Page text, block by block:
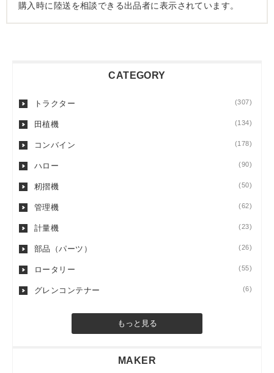
購入時に陸送を相談できる出品者に表示されています。
CATEGORY
トラクター (307)
田植機 (134)
コンバイン (178)
ハロー (90)
籾摺機 (50)
管理機 (62)
計量機 (23)
部品（パーツ） (26)
ロータリー (55)
グレンコンテナー (6)
もっと見る
MAKER